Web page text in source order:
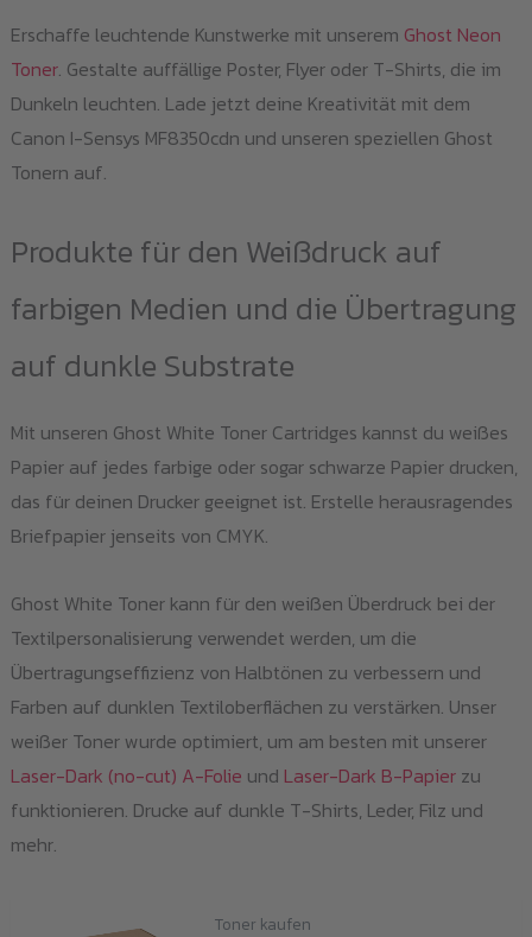
Erschaffe leuchtende Kunstwerke mit unserem Ghost Neon
Toner. Gestalte auffällige Poster, Flyer oder T-Shirts, die im
Dunkeln leuchten. Lade jetzt deine Kreativität mit dem
Canon I-Sensys MF8350cdn und unseren speziellen Ghost
Tonern auf.
Produkte für den Weißdruck auf
farbigen Medien und die Übertragung
auf dunkle Substrate
Mit unseren Ghost White Toner Cartridges kannst du weißes
Papier auf jedes farbige oder sogar schwarze Papier drucken,
das für deinen Drucker geeignet ist. Erstelle herausragendes
Briefpapier jenseits von CMYK.
Ghost White Toner kann für den weißen Überdruck bei der
Textilpersonalisierung verwendet werden, um die
Übertragungseffizienz von Halbtönen zu verbessern und
Farben auf dunklen Textiloberflächen zu verstärken. Unser
weißer Toner wurde optimiert, um am besten mit unserer
Laser-Dark (no-cut) A-Folie und Laser-Dark B-Papierzu
funktionieren. Drucke auf dunkle T-Shirts, Leder, Filz und
mehr.
Toner kaufen